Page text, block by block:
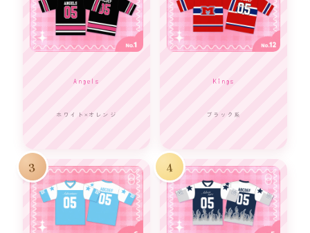
Angels
ホワイト×オレンジ
Kings
ブラック系
3 4